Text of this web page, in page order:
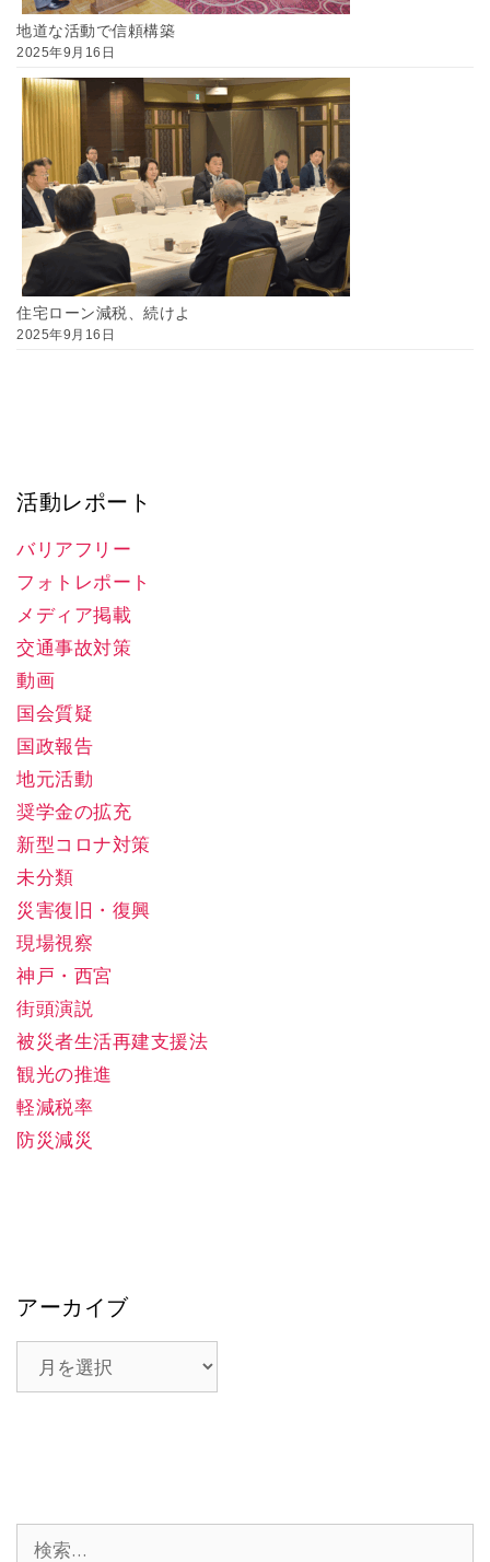
地道な活動で信頼構築
2025年9月16日
住宅ローン減税、続けよ
2025年9月16日
活動レポート
バリアフリー
フォトレポート
メディア掲載
交通事故対策
動画
国会質疑
国政報告
地元活動
奨学金の拡充
新型コロナ対策
未分類
災害復旧・復興
現場視察
神戸・西宮
街頭演説
被災者生活再建支援法
観光の推進
軽減税率
防災減災
アーカイブ